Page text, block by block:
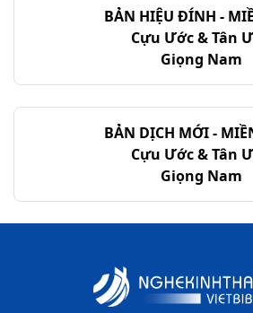
BẢN HIỆU ĐÍNH -
Cựu Ước & Tân
Giọng Nam
BẢN DỊCH MỚI -
Cựu Ước & Tân
Giọng Nam